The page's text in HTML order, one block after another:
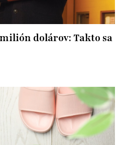
dolárov: Takto sa